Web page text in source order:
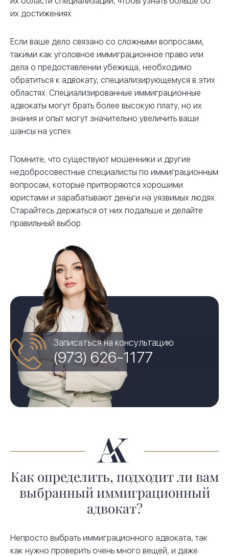
их достижениях.
Если ваше дело связано со сложными вопросами,
такими как уголовное иммиграционное право или
дела о предоставлении убежища, необходимо
обратиться к адвокату, специализирующемуся в этих
областях. Специализированные иммиграционные
адвокаты могут брать более высокую плату, но их
знания и опыт могут значительно увеличить ваши
шансы на успех.
Помните, что существуют мошенники и другие
недобросовестные специалисты по иммиграционным
вопросам, которые притворяются хорошими
юристами и зарабатывают деньги на уязвимых людях.
Старайтесь держаться от них подальше и делайте
правильный выбор.
Записаться на консультацию
(973) 626-1177
Как определить, подходит ли вам
выбранный иммиграционный
адвокат?
Непросто выбрать иммиграционного адвоката, так
как нужно проверить очень много вещей, и даже